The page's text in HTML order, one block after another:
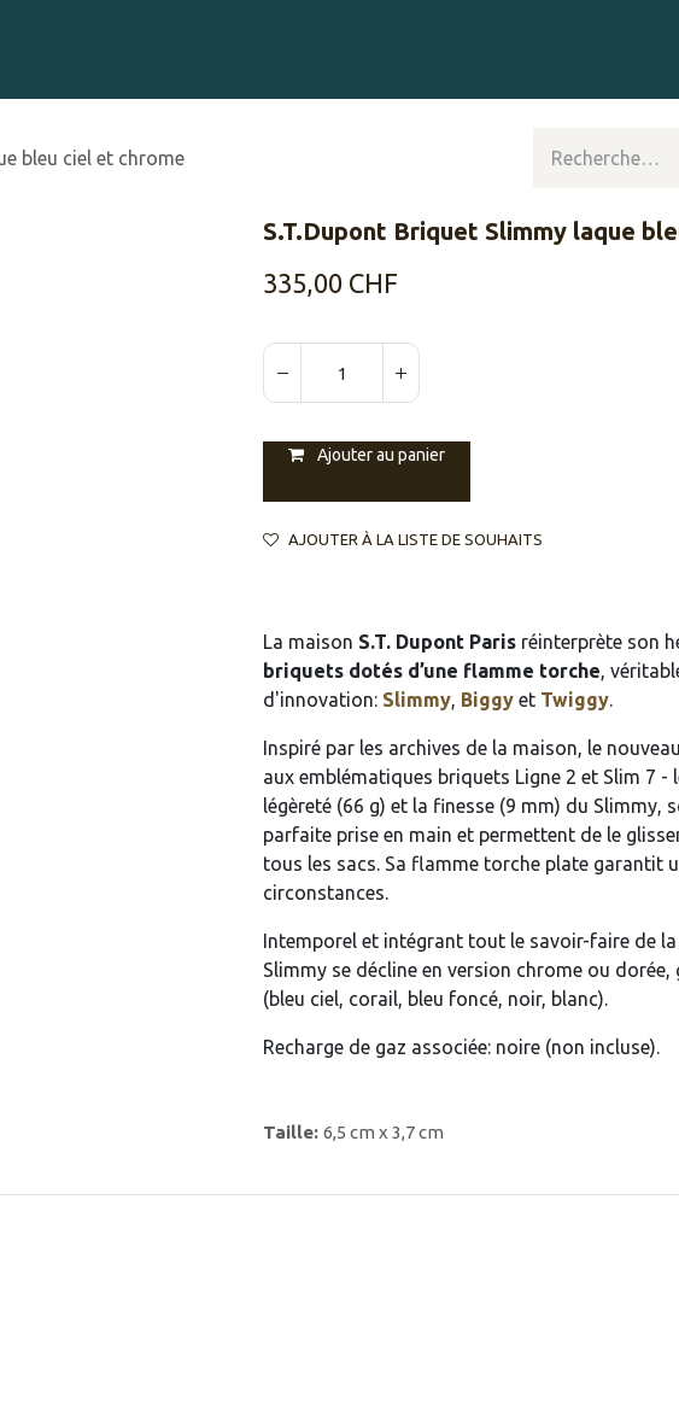
bleu ciel et chrome
S.T.Dupont Briquet Slimmy laque
335,00 CHF
Ajouter au panier
AJOUTER À LA LISTE DE SOUHAITS
La maison S.T. Dupont Paris réinterprète son
briquets dotés d’une flamme torche,
d'innovation: Slimmy, Biggy et Twiggy.
Inspiré par les archives de la maison, le
aux emblématiques briquets Ligne 2 et Slim 7
légèreté (66 g) et la finesse (9 mm) du Slimmy,
parfaite prise en main et permettent de le
tous les sacs. Sa flamme torche plate garantit
circonstances.
Intemporel et intégrant tout le savoir-faire de
Slimmy se décline en version chrome ou
(bleu ciel, corail, bleu foncé, noir, blanc).
Recharge de gaz associée: noire (non incluse).
Taille: 6,5 cm x 3,7 cm